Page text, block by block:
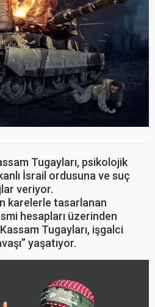
Tugayları, psikolojik
İsrail ordusuna ve suç
veriyor.
karelerle tasarlanan
hesapları üzerinden
Tugayları, işgalci
yaşatıyor.